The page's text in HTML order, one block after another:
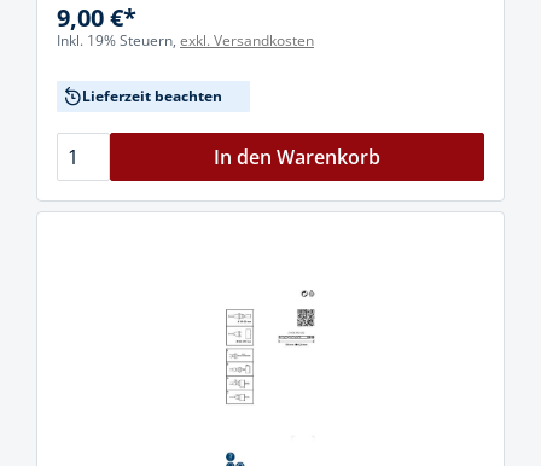
9,00 €*
Inkl. 19% Steuern, exkl. Versandkosten
Lieferzeit beachten
In den Warenkorb